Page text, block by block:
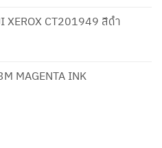
CT201949 สีดำ
MAGENTA INK